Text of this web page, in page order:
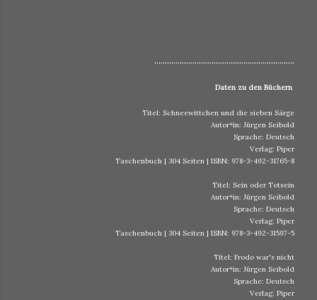
..................................................................
Daten zu den Büchern
Titel: Schneewittchen und die sieben Särge
Autor*in: Jürgen Seibold
Sprache: Deutsch
Verlag: Piper
Taschenbuch | 304 Seiten | ISBN: 978-3-492-31765-8
Titel: Sein oder Totsein
Autor*in: Jürgen Seibold
Sprache: Deutsch
Verlag: Piper
Taschenbuch | 304 Seiten | ISBN: 978-3-492-31597-5
Titel: Frodo war's nicht
Autor*in: Jürgen Seibold
Sprache: Deutsch
Verlag: Piper